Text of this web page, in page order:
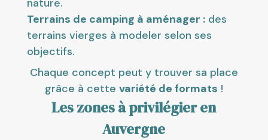
nature.
Terrains de camping à aménager :des
terrains vierges à modeler selon ses
objectifs.
Chaque concept peut y trouver sa place
grâce à cette variété de formats !
Les zones à privilégier en
Auvergne